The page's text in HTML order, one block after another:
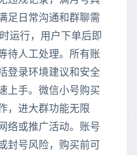
足日常沟通和群聊需
运行，用户下单后即
待人工处理。所有账
登录环境建议和安全
上手。微信小号购买
，进大群功能无限
络或推广活动。账号
封号风险，购买前可